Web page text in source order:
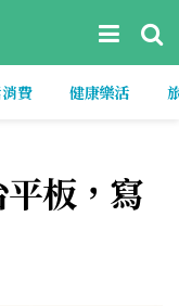
費 健康樂活
板，寫